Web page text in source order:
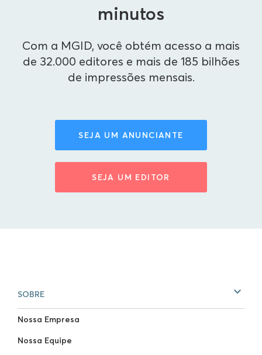
minutos
Com a MGID, você obtém acesso a mais
de 32.000 editores e mais de 185 bilhões
de impressões mensais.
SEJA UM ANUNCIANTE
SEJA UM EDITOR
SOBRE
Nossa Empresa
Nossa Equipe